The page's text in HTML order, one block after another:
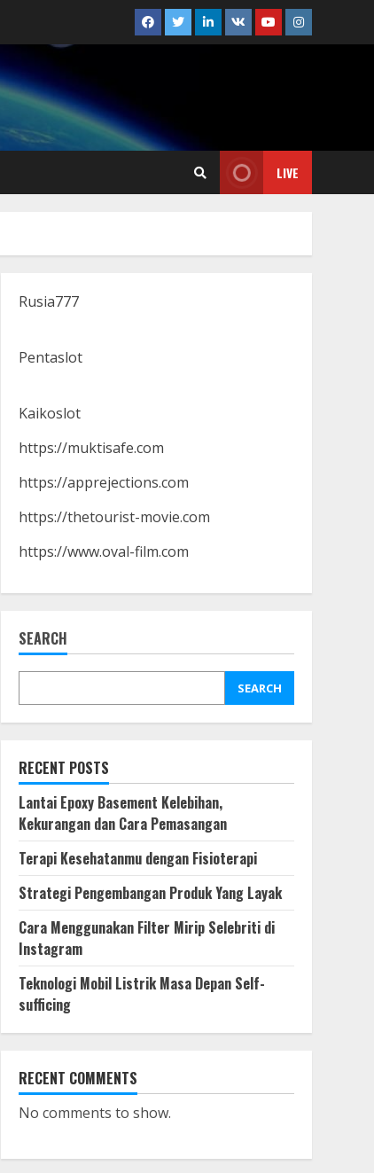
Facebook
TwitterLinkedin
VK YoutubeInstagram
LIVE
Rusia777
Pentaslot
Kaikoslot
https://muktisafe.com
https://apprejections.com
https://thetourist-movie.com
https://www.oval-film.com
SEARCH
SEARCH
RECENT POSTS
Lantai Epoxy Basement Kelebihan,
Kekurangan dan Cara Pemasangan
Terapi Kesehatanmu dengan Fisioterapi
Strategi Pengembangan Produk Yang Layak
Cara Menggunakan Filter Mirip Selebriti di
Instagram
Teknologi Mobil Listrik Masa Depan Self-
sufficing
RECENT COMMENTS
No comments to show.
3
Strategi Pengembangan
Produk Yang Layak
4
Instagram
July 3, 2023
5
Teknologi Mobil Listrik
Masa Depan Self-sufficing
The Continuum Condo:
7
Tips untuk para Wanita:
Bagaimana Latihan Fisik